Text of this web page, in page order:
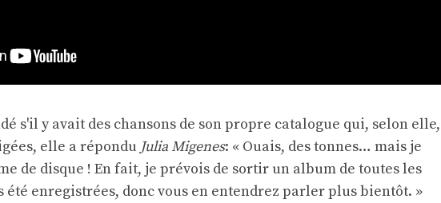
s'il y avait des chansons de son propre catalogue qui, selon elle,
elle a répondu Julia Migenes: « Ouais, des tonnes… mais je
de disque ! En fait, je prévois de sortir un album de toutes les
été enregistrées, donc vous en entendrez parler plus bientôt. »